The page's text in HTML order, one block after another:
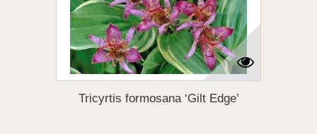
Tricyrtis formosana ‘Gilt Edge’